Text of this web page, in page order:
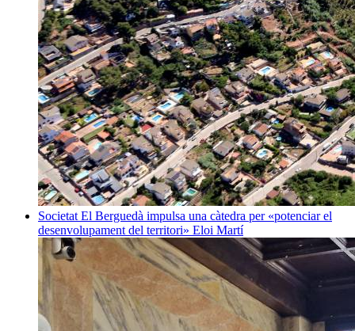
Societat El Berguedà impulsa una càtedra per «potenciar el
desenvolupament del territori» Eloi Martí